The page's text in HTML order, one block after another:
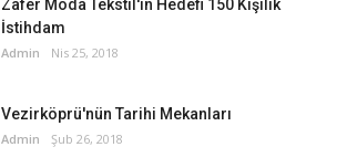
Zafer Moda Tekstil'in Hedefi 150 Kişilik
İstihdam
Admin Nis 25, 2018
Vezirköprü'nün Tarihi Mekanları
Admin Şub 26, 2018